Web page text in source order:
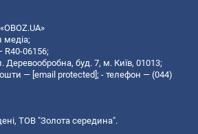
медіа;
R40-06156;
буд. 7, м. Київ, 01013;
— [email protected] ; - телефон — (044)
ТОВ "Золота середина".